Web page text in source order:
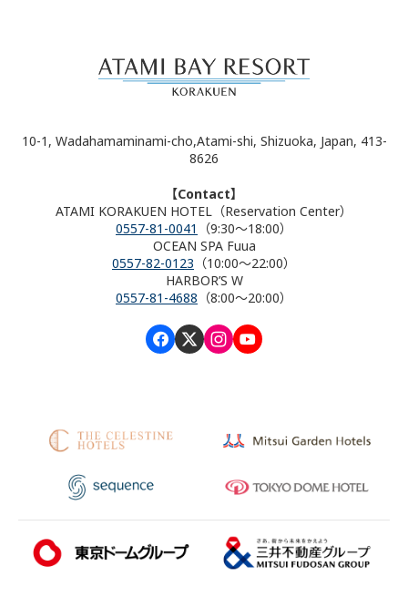
10-1, Wadahamaminami-cho,Atami-shi, Shizuoka, Japan, 413-
8626
【Contact】
ATAMI KORAKUEN HOTEL（Reservation Center）
0557-81-0041
（9:30～18:00）
OCEAN SPA Fuua
0557-82-0123 （10:00～22:00）
HARBOR’S W
0557-81-4688 （8:00～20:00）